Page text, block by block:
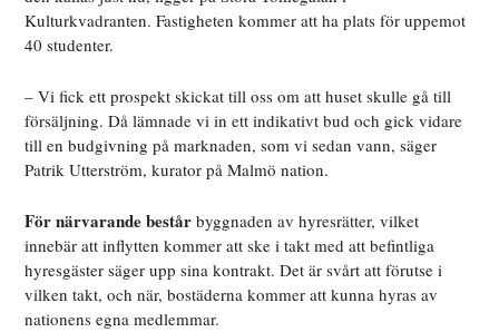
Kulturkvadranten. Fastigheten kommer att ha plats för uppemot
40 studenter.
– Vi fick ett prospekt skickat till oss om att huset skulle gå till
försäljning. Då lämnade vi in ett indikativt bud och gick vidare
till en budgivning på marknaden, som vi sedan vann, säger
Patrik Utterström, kurator på Malmö nation.
För närvarande bestårbyggnaden av hyresrätter, vilket
innebär att inflytten kommer att ske i takt med att befintliga
hyresgäster säger upp sina kontrakt. Det är svårt att förutse i
vilken takt, och när, bostäderna kommer att kunna hyras av
nationens egna medlemmar.